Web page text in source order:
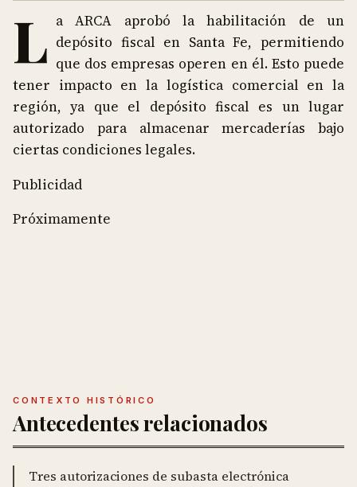
L a ARCA aprobó la habilitación de un
depósito fiscal en Santa Fe, permitiendo
que dos empresas operen en él. Esto puede
tener impacto en la logística comercial en la
región, ya que el depósito fiscal es un lugar
autorizado para almacenar mercaderías bajo
ciertas condiciones legales.
Publicidad
Próximamente
CONTEXTO HISTÓRICO
Antecedentes relacionados
Tres autorizaciones de subasta electrónica